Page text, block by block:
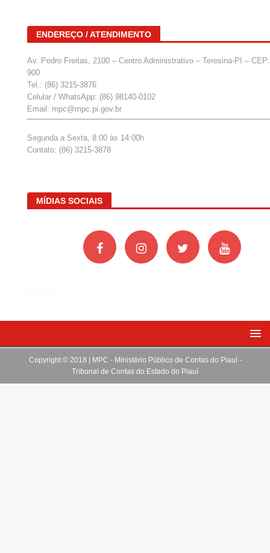
ENDEREÇO / ATENDIMENTO
Av. Pedro Freitas, 2100 – Centro Administrativo – Teresina-PI –
900
Tel.: (86) 3215-3876
Celular / WhatsApp: (86) 98140-0102
Email: mpc@mpc.pi.gov.br
Segunda a Sexta, 8:00 às 14:00h
Contato: (86) 3215-3878
MÍDIAS SOCIAIS
Copyright © 2018 | MPC - Ministério Público de Contas do Piauí -
Tribunal de Contas do Estado do Piauí